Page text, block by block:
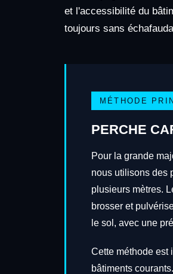
et l'accessibilité du
toujours sans
MÉTHODE
PERCHE
Pour la grande
nous utilisons des
plusieurs mètres.
brosser et
le sol, avec une
Cette méthode est
bâtiments